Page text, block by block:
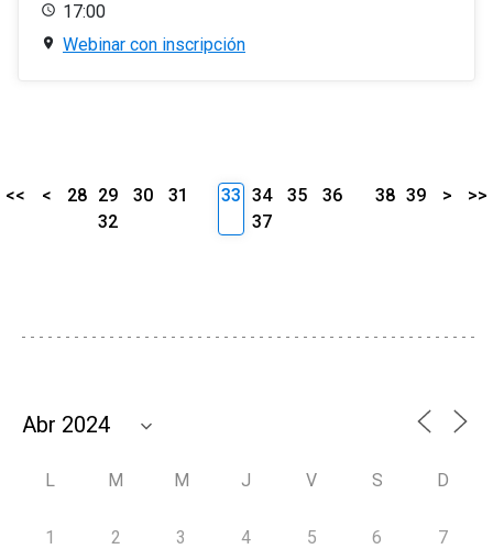
17:00
Webinar con inscripción
<< < 28 29 30
31
32
33 34 35
36
37
38 39 > >>
L M M J V S D
1 2 3 4 5 6 7